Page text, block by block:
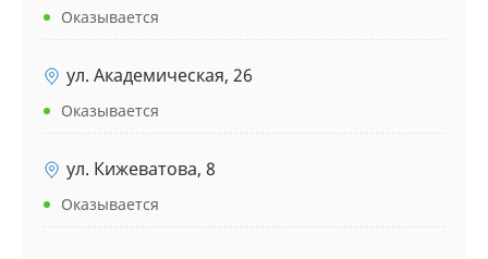
Оказывается
ул. Академическая, 26
Оказывается
ул. Кижеватова, 8
Оказывается